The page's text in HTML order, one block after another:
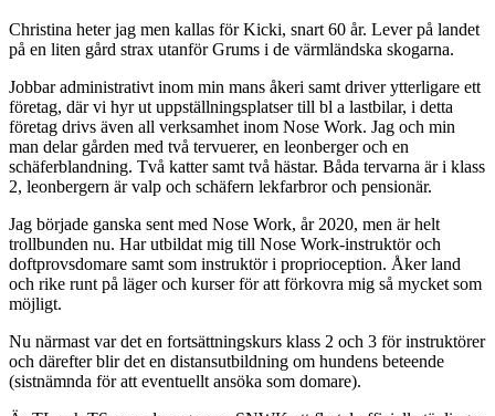
Christina heter jag men kallas för Kicki, snart 60 år. Lever på landet
på en liten gård strax utanför Grums i de värmländska skogarna.
Jobbar administrativt inom min mans åkeri samt driver ytterligare ett
företag, där vi hyr ut uppställningsplatser till bl a lastbilar, i detta
företag drivs även all verksamhet inom Nose Work. Jag och min
man delar gården med två tervuerer, en leonberger och en
schäferblandning. Två katter samt två hästar. Båda tervarna är i klass
2, leonbergern är valp och schäfern lekfarbror och pensionär.
Jag började ganska sent med Nose Work, år 2020, men är helt
trollbunden nu. Har utbildat mig till Nose Work-instruktör och
doftprovsdomare samt som instruktör i proprioception. Åker land
och rike runt på läger och kurser för att förkovra mig så mycket som
möjligt.
Nu närmast var det en fortsättningskurs klass 2 och 3 för instruktörer
och därefter blir det en distansutbildning om hundens beteende
(sistnämnda för att eventuellt ansöka som domare).